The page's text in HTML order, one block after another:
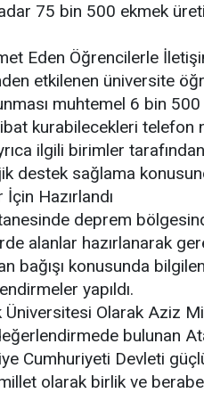
75 bin 500 ekmek
Eden Öğrencilerle
etkilenen üniversite
muhtemel 6 bin
kurabilecekleri telefon
ilgili birimler
destek sağlama
Hazırlandı
deprem
alanlar hazırlanarak
bağışı konusunda
yapıldı.
Üniversitesi Olarak Aziz
bulunan
Cumhuriyeti Devleti
olarak birlik ve